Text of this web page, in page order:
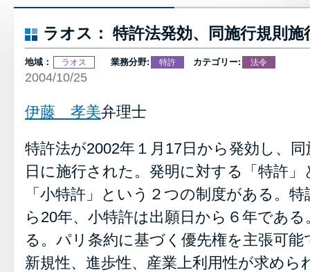
ラオス： 特許法発効、同施行規則施
地域： ラオス 業務分野: 特許 カテゴリー: 法令
2004/10/25
伊藤 孝美弁理士
特許法が2002年１月17日から発効し、
日に施行された。発明に対する「特許
「小特許」という２つの制度がある。
ら20年、小特許は出願日から６年であ
る。パリ条約に基づく優先権を主張可
新規性、進歩性、産業上利用性が求めら